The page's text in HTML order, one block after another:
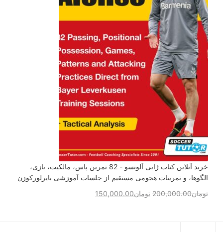
خرید آنلاین کتاب ژابی آلونسو - 82 تمرین پاس، مالکیت، بازی،
الگوها، و تمرینات هجومی مستقیم از جلسات آموزشی بایرلورکوزن
تومان200,000.00 تومان150,000.00